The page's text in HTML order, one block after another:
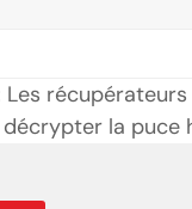
Les
décrypter la puce